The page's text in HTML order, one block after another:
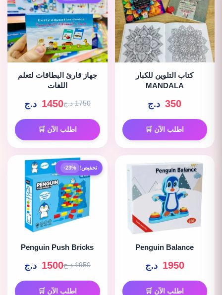
كتاب التلوين للكبار
MANDALA
350 د.ج
اطلب الآن 🛒
جهاز قارئ البطاقات لتعلم
اللغات
1750 د.ج 1450 د.ج
اطلب الآن 🛒
Penguin Balance
1950 د.ج
اطلب الآن 🛒
تخفيض! -23%
Penguin Push Bricks
1950 د.ج 1500 د.ج
اطلب الآن 🛒